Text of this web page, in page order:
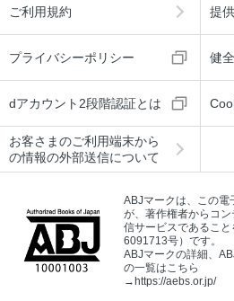
ご利用規約 提
プライバシーポリシー 健
dアカウント2段階認証とは
お客さまのご利用端末から
の情報の外部送信について
ABJマークは、この電
が、著作権者からコ
信サービスであるこ
6091713号）です。
ABJマークの詳細、
の一覧はこちら
→https://aebs.or.jp/